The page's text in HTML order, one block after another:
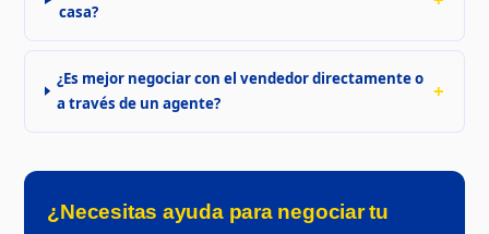
casa?
¿Es mejor negociar con el vendedor directamente o
a través de un agente?
¿Necesitas ayuda para negociar tu